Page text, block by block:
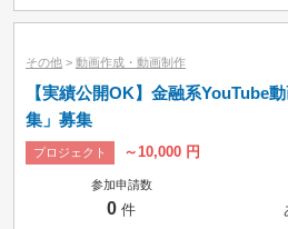
その他 > 動画作成・動画制作
【実績公開OK】金融系YouTube
集」募集
プロジェクト ～10,000 円
参加申請数
0 件